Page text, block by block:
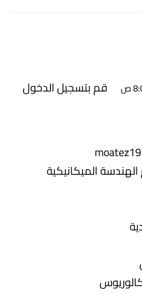
قم بتسجيل الدخول
الميكانيكية